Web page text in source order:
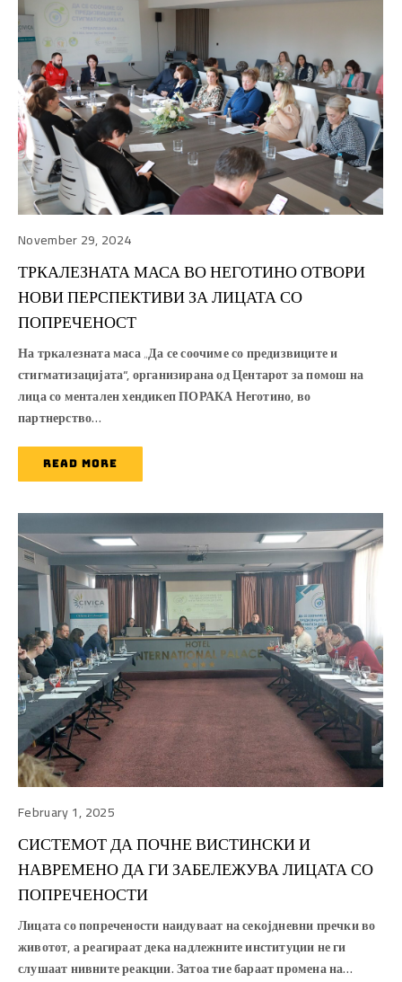
November 29, 2024
ТРКАЛЕЗНАТА МАСА ВО НЕГОТИНО ОТВОРИ
НОВИ ПЕРСПЕКТИВИ ЗА ЛИЦАТА СО
ПОПРЕЧЕНОСТ
На тркалезната маса „Да се соочиме со предизвиците и
стигматизацијата“, организирана од Центарот за помош на
лица со ментален хендикеп ПОРАКА Неготино, во
партнерство…
READ MORE
February 1, 2025
СИСТЕМОТ ДА ПОЧНЕ ВИСТИНСКИ И
НАВРЕМЕНО ДА ГИ ЗАБЕЛЕЖУВА ЛИЦАТА СО
ПОПРЕЧЕНОСТИ
Лицата со попречености наидуваат на секојдневни пречки во
животот, а реагираат дека надлежните институции не ги
слушаат нивните реакции. Затоа тие бараат промена на…